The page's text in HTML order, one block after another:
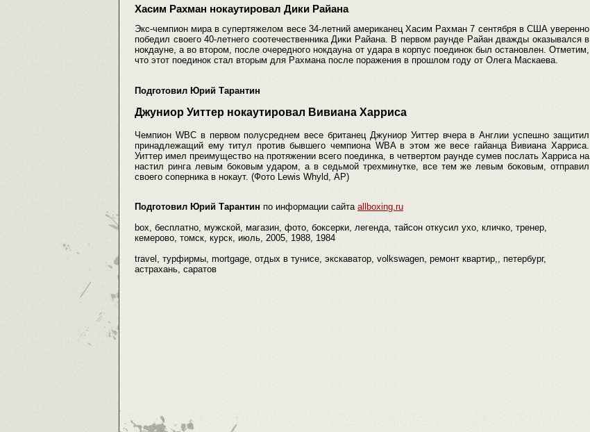
Хасим Рахман нокаутировал Дики Райана
Экс-чемпион мира в супертяжелом весе 34-летний американец Хасим Рахман 7 сентября в США уверенно
победил своего 40-летнего соотечественника Дики Райана. В первом раунде Райан дважды оказывался в
нокдауне, а во втором, после очередного нокдауна от удара в корпус поединок был остановлен. Отметим,
что этот поединок стал вторым для Рахмана после поражения в прошлом году от Олега Маскаева.
Подготовил Юрий Тарантин
Джуниор Уиттер нокаутировал Вивиана Харриса
Чемпион WBC в первом полусреднем весе британец Джуниор Уиттер вчера в Англии успешно защитил
принадлежащий ему титул против бывшего чемпиона WBA в этом же весе гайанца Вивиана Харриса.
Уиттер имел преимущество на протяжении всего поединка, в четвертом раунде сумев послать Харриса на
настил ринга левым боковым ударом, а в седьмой трехминутке, все тем же левым боковым, отправил
своего соперника в нокаут. (Фото Lewis Whyld, АР)
Подготовил Юрий Тарантин по информации сайта allboxing.ru
box, бесплатно, мужской, магазин, фото, боксерки, легенда, тайсон откусил ухо, кличко, тренер,
кемерово, томск, курск, июль, 2005, 1988, 1984
travel, турфирмы, mortgage, отдых в тунисе, экскаватор, volkswagen, ремонт квартир,, петербург,
астрахань, саратов